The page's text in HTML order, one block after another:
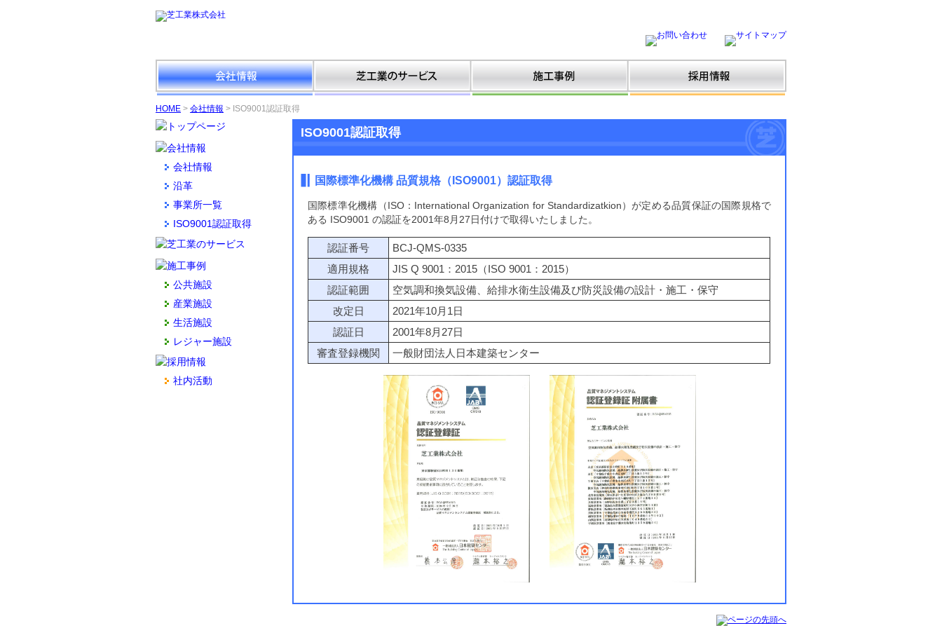
HOME > 会社情報 > ISO9001認証取得
会社情報
沿革
事業所一覧
ISO9001認証取得
公共施設
産業施設
生活施設
レジャー施設
社内活動
ISO9001認証取得
国際標準化機構 品質規格（ISO9001）認証取得
国際標準化機構（ISO：International Organization for Standardizatkion）が定める品質保証の国際規格で
ある ISO9001 の認証を2001年8月27日付けで取得いたしました。
認証番号
BCJ-QMS-0335
適用規格
JIS Q 9001：2015（ISO 9001：2015）
認証範囲
空気調和換気設備、給排水衛生設備及び防災設備の設計・施工・保守
改定日
2021年10月1日
認証日
2001年8月27日
審査登録機関
一般財団法人日本建築センター